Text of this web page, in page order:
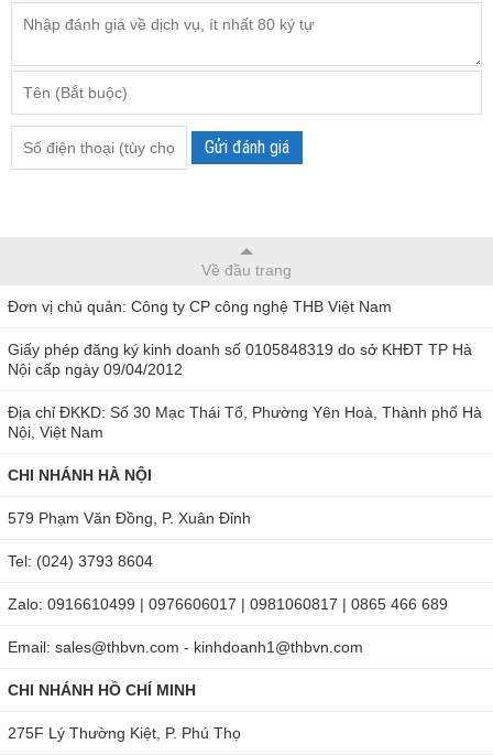
Gửi đánh giá
Về đầu trang
Đơn vị chủ quản: Công ty CP công nghệ THB Việt Nam
Giấy phép đăng ký kinh doanh số 0105848319 do sở KHĐT TP Hà
Nội cấp ngày 09/04/2012
Địa chỉ ĐKKD: Số 30 Mạc Thái Tổ, Phường Yên Hoà, Thành phố Hà
Nội, Việt Nam
CHI NHÁNH HÀ NỘI
579 Phạm Văn Đồng, P. Xuân Đỉnh
Tel: (024) 3793 8604
Zalo: 0916610499 | 0976606017 | 0981060817 | 0865 466 689
Email: sales@thbvn.com - kinhdoanh1@thbvn.com
CHI NHÁNH HỒ CHÍ MINH
275F Lý Thường Kiệt, P. Phú Thọ